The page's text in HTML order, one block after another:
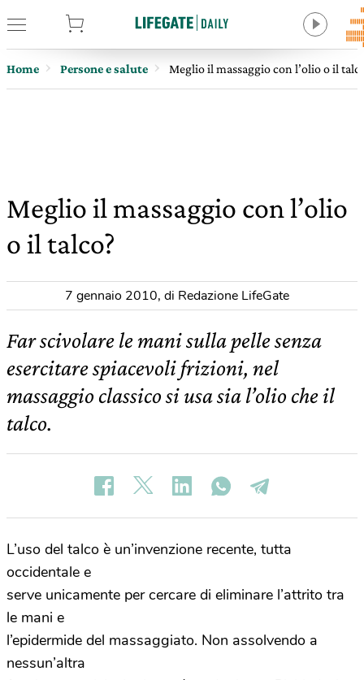
Home Persone e salute Meglio il massaggio con l’olio o il
Meglio il massaggio con l’olio
o il talco?
7 gennaio 2010, di Redazione LifeGate
Far scivolare le mani sulla pelle senza
esercitare spiacevoli frizioni, nel
massaggio classico si usa sia l’olio che il
talco.
L’uso del talco è un’invenzione recente, tutta
occidentale e
serve unicamente per cercare di eliminare l’attrito tra
le mani e
l’epidermide del massaggiato. Non assolvendo a
nessun’altra